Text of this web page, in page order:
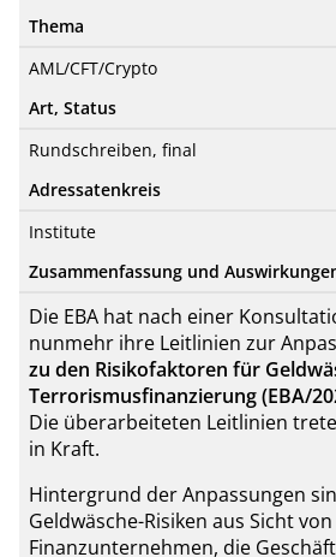
Thema
AML/CFT/Crypto
Art, Status
Rundschreiben, final
Adressatenkreis
Institute
Zusammenfassung und
Die EBA hat nach einer
nunmehr ihre Leitlinien zur
zu den Risikofaktoren für
Terrorismusfinanzierung (EBA/
Die überarbeiteten Leitlinien
in Kraft.
Hintergrund der Anpassungen
Geldwäsche-Risiken aus Sicht
Finanzunternehmen, die